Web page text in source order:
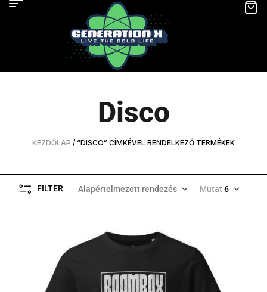
Disco
KEZDŐLAP / “DISCO” CÍMKÉVEL RENDELKEZŐ TERMÉKEK
FILTER Alapértelmezett rendezés Mutat 6